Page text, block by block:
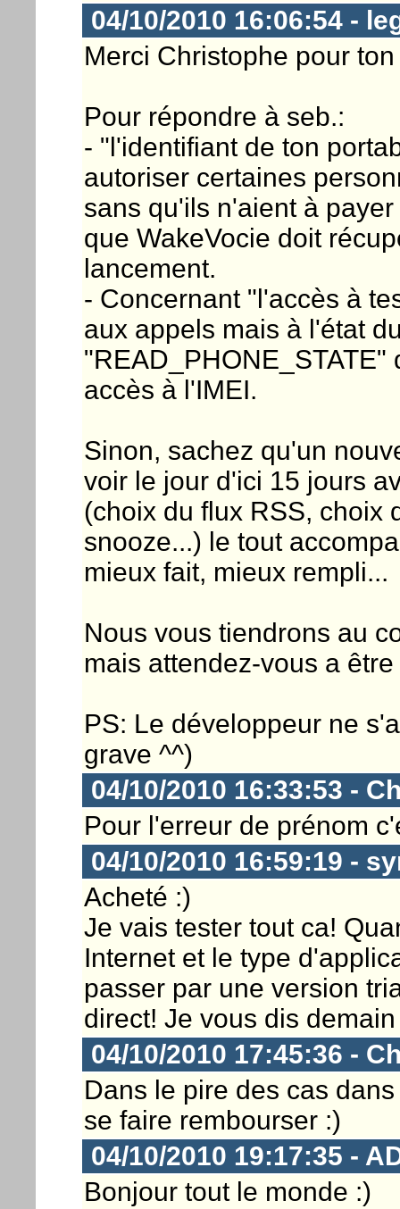
04/10/2010 16:06:54 -
Merci Christophe pour
Pour répondre à seb.:
- "l'identifiant de ton
autoriser certaines
sans qu'ils n'aient à
que WakeVocie doit
lancement.
- Concernant "l'accès à
aux appels mais à l'état
accès à l'IMEI.
Sinon, sachez qu'un
voir le jour d'ici 15 jours
(choix du flux RSS, choix
snooze...) le tout
mieux fait, mieux rempli...
Nous vous tiendrons au
mais attendez-vous a
PS: Le développeur ne
grave ^^)
04/10/2010 16:33:53 -
Pour l'erreur de prénom
04/10/2010 16:59:19 -
Acheté :)
Je vais tester tout ca!
Internet et le type
passer par une version
direct! Je vous dis
04/10/2010 17:45:36 -
Dans le pire des cas
se faire rembourser :)
04/10/2010 19:17:35 -
Bonjour tout le monde :)